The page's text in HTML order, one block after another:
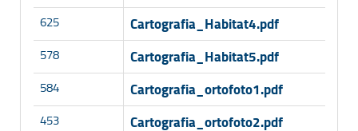
625 Cartografia_Habitat4.pdf
578 Cartografia_Habitat5.pdf
584 Cartografia_ortofoto1.pdf
453 Cartografia_ortofoto2.pdf